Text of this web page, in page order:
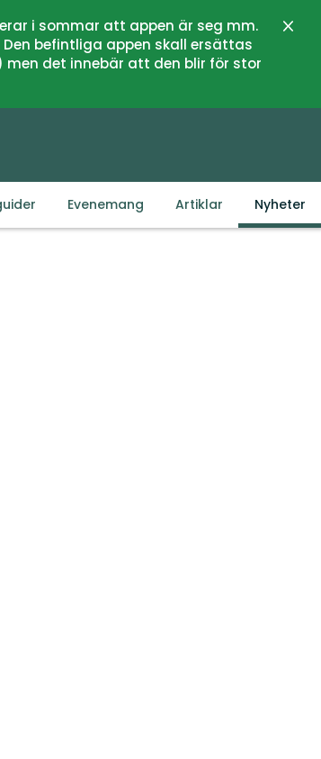
i sommar att appen är seg mm.
befintliga appen skall ersättas
det innebär att den blir för stor
Evenemang Artiklar Nyheter